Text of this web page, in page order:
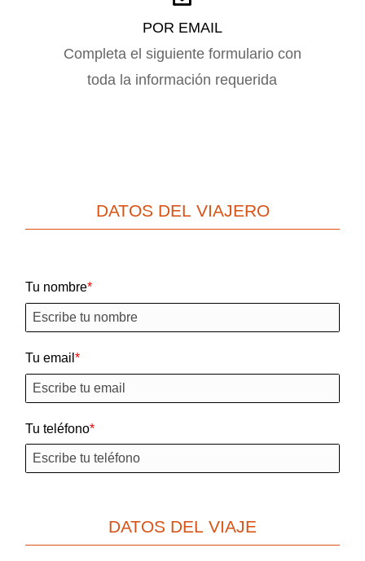
POR EMAIL
Completa el siguiente formulario con
toda la información requerida
DATOS DEL VIAJERO
Tu nombre
Tu email
Tu teléfono
DATOS DEL VIAJE